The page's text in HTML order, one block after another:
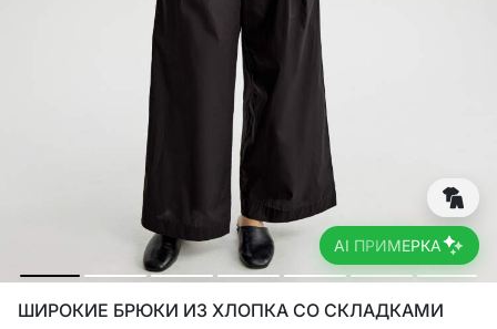
AI ПРИМЕРКА
ШИРОКИЕ БРЮКИ ИЗ ХЛОПКА СО СКЛАДКАМИ